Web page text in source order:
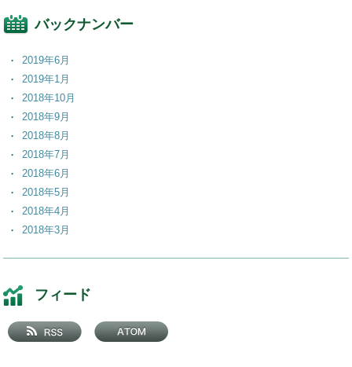
バックナンバー
2019年6月
2019年1月
2018年10月
2018年9月
2018年8月
2018年7月
2018年6月
2018年5月
2018年4月
2018年3月
2017年12月
2017年11月
2017年10月
2017年9月
フィード